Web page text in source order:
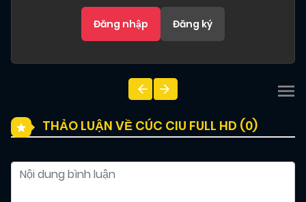
Đăng nhập Đăng ký
THẢO LUẬN VỀ CÚC CIU FULL HD (0)